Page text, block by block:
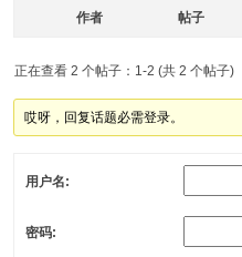
作者 帖子
正在查看 2 个帖子：1-2 (共 2 个帖子)
哎呀，回复话题必需登录。
用户名:
密码: